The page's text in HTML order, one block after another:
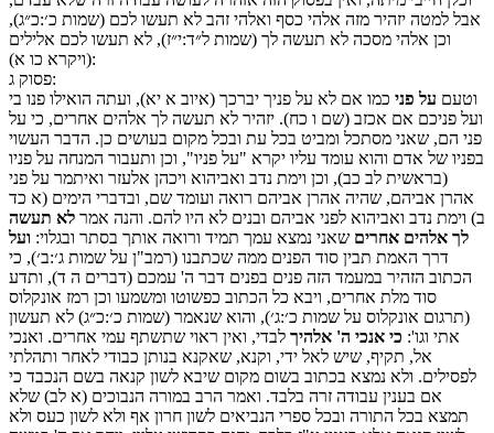
אבל למטה יזהיר מזה אלהי כסף ואלהי זהב לא תעשו לכם (שמות כ׳:כ״ג),
וכן אלהי מסכה לא תעשה לך (שמות ל״ד:י״ז), לא תעשו לכם אלילים
(ויקרא כו א):
פסוק ג
:
וטעם על פני כמו אם לא על פניך יברכך (איוב א יא), ועתה הואילו פנו בי
ועל פניכם אם אכזב (שם ו כח). יזהיר לא תעשה לך אלהים אחרים, כי על
פני הם, שאני מסתכל ומביט בכל עת ובכל מקום בעושים כן. הדבר העשוי
בפניו של אדם והוא עומד עליו יקרא "על פניו", וכן ותעבור המנחה על פניו
(בראשית לב כב), וכן וימת נדב ואביהוא ויכהן אלעזר ואיתמר על פני
אהרן אביהם, שהיה אהרן אביהם רואה ועומד שם, ובדברי הימים (א כד
ב) וימת נדב ואביהוא לפני אביהם ובנים לא היו להם. והנה אמר לא תעשה
לך אלהים אחרים שאני נמצא עמך תמיד ורואה אותך בסתר ובגלוי: ועל
דרך האמת תבין סוד הפנים ממה שכתבנו (רמב"ן על שמות ג׳:ב׳), כי
הכתוב הזהיר במעמד הזה פנים בפנים דבר ה' עמכם (דברים ה ד), ותדע
סוד מלת אחרים, ויבא כל הכתוב כפשוטו ומשמעו וכן רמז אונקלוס
(תרגום אונקלוס על שמות כ׳:ג׳), והוא שנאמר (שמות כ׳:כ״ג) לא תעשון
אתי וגו': כי אנכי ה' אלהיך לבדי, ואין ראוי שתשתף עמי אחרים. ואנכי
אל, תקיף, שיש לאל ידי, וקנא, שאקנא בנותן כבודי לאחר ותהלתי
לפסילים. ולא נמצא בכתוב בשום מקום שיבא לשון קנאה בשם הנכבד כי
אם בענין עבודה זרה בלבד. ואמר הרב במורה הנבוכים (א לב) שלא
תמצא בכל התורה ובכל ספרי הנביאים לשון חרון אף ולא לשון כעס ולא